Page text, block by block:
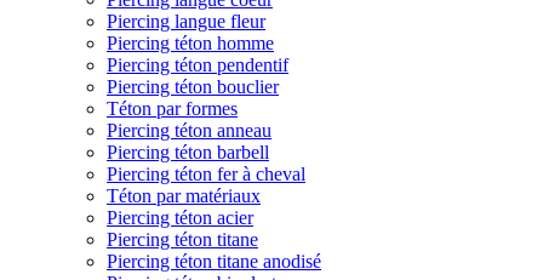
Piercing langue fleur
Piercing téton homme
Piercing téton pendentif
Piercing téton bouclier
Téton par formes
Piercing téton anneau
Piercing téton barbell
Piercing téton fer à cheval
Téton par matériaux
Piercing téton acier
Piercing téton titane
Piercing téton titane anodisé